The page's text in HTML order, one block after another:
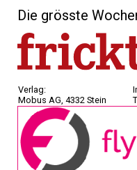
Die grösste
Verlag:
Mobus AG, 4332 Stein